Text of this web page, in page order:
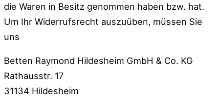
die Waren in Besitz genommen haben bzw. hat.
Um Ihr Widerrufsrecht auszuüben, müssen Sie
uns
Betten Raymond Hildesheim GmbH & Co. KG
Rathausstr. 17
31134 Hildesheim